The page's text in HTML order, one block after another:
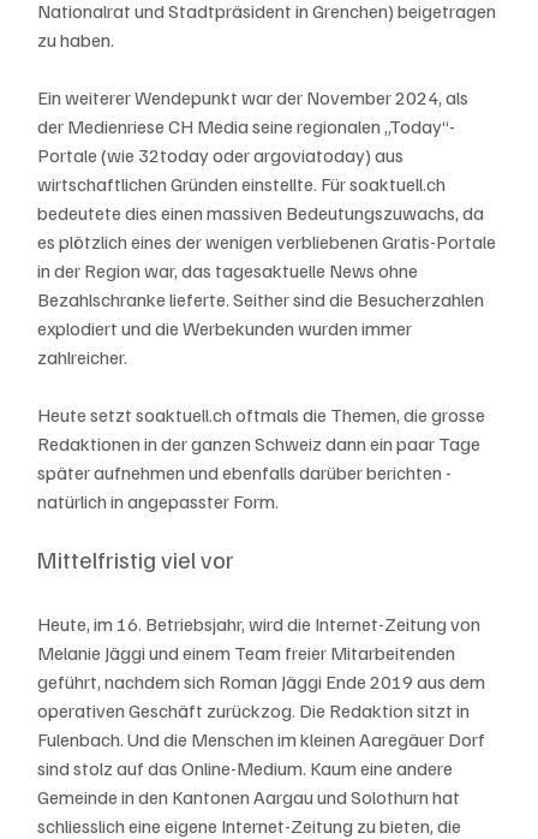
Nationalrat und Stadtpräsident in Grenchen) beigetragen
zu haben.
Ein weiterer Wendepunkt war der November 2024, als
der Medienriese CH Media seine regionalen „Today“-
Portale (wie 32today oder argoviatoday) aus
wirtschaftlichen Gründen einstellte. Für soaktuell.ch
bedeutete dies einen massiven Bedeutungszuwachs, da
es plötzlich eines der wenigen verbliebenen Gratis-Portale
in der Region war, das tagesaktuelle News ohne
Bezahlschranke lieferte. Seither sind die Besucherzahlen
explodiert und die Werbekunden wurden immer
zahlreicher.
Heute setzt soaktuell.ch oftmals die Themen, die grosse
Redaktionen in der ganzen Schweiz dann ein paar Tage
später aufnehmen und ebenfalls darüber berichten -
natürlich in angepasster Form.
Mittelfristig viel vor
Heute, im 16. Betriebsjahr, wird die Internet-Zeitung von
Melanie Jäggi und einem Team freier Mitarbeitenden
geführt, nachdem sich Roman Jäggi Ende 2019 aus dem
operativen Geschäft zurückzog. Die Redaktion sitzt in
Fulenbach. Und die Menschen im kleinen Aaregäuer Dorf
sind stolz auf das Online-Medium. Kaum eine andere
Gemeinde in den Kantonen Aargau und Solothurn hat
schliesslich eine eigene Internet-Zeitung zu bieten, die